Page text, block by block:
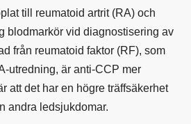
till reumatoid artrit (RA) och
blodmarkör vid diagnostisering av
från reumatoid faktor (RF), som
utredning, är anti-CCP mer
att det har en högre träffsäkerhet
andra ledsjukdomar.